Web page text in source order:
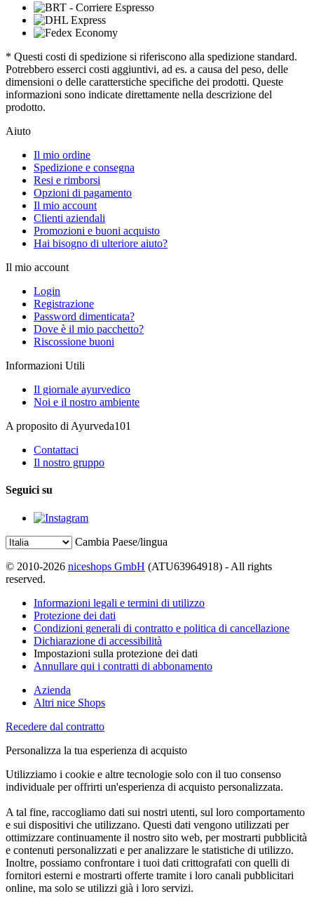
* Questi costi di spedizione si riferiscono alla spedizione standard.
Potrebbero esserci costi aggiuntivi, ad es. a causa del peso, delle
dimensioni o delle caratterstiche specifiche dei prodotti. Queste
informazioni sono indicate direttamente nella descrizione del
prodotto.
Aiuto
Il mio ordine
Spedizione e consegna
Resi e rimborsi
Opzioni di pagamento
Il mio account
Clienti aziendali
Promozioni e buoni acquisto
Hai bisogno di ulteriore aiuto?
Il mio account
Login
Registrazione
Password dimenticata?
Dove è il mio pacchetto?
Riscossione buoni
Informazioni Utili
Il giornale ayurvedico
Noi e il nostro ambiente
A proposito di Ayurveda101
Contattaci
Il nostro gruppo
Seguici su
Cambia Paese/lingua
© 2010-2026 niceshops GmbH (ATU63964918) - All rights
reserved.
Informazioni legali e termini di utilizzo
Protezione dei dati
Condizioni generali di contratto e politica di cancellazione
Dichiarazione di accessibilità
Impostazioni sulla protezione dei dati
Annullare qui i contratti di abbonamento
Azienda
Altri nice Shops
Recedere dal contratto
Personalizza la tua esperienza di acquisto
Utilizziamo i cookie e altre tecnologie solo con il tuo consenso
individuale per offrirti un'esperienza di acquisto personalizzata.
A tal fine, raccogliamo dati sui nostri utenti, sul loro comportamento
e sui dispositivi che utilizzano. Questi dati vengono utilizzati per
ottimizzare continuamente il nostro sito web, per mostrarti pubblicità
e contenuti personalizzati e per analizzare le statistiche di utilizzo.
Inoltre, possiamo confrontare i tuoi dati crittografati con quelli di
fornitori esterni e mostrarti offerte tramite i loro canali pubblicitari
online, ma solo se utilizzi già i loro servizi.